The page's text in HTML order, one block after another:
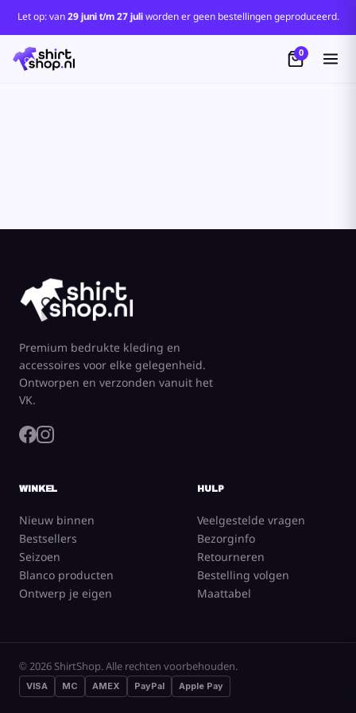
Let op: van29 juni t/m 27 juliworden er geen bestellingen geproduceerd.
0
Premium bedrukte kleding en
accessoires voor elke gelegenheid.
Ontworpen en verzonden vanuit het
VK.
WINKEL
Nieuw binnen
Bestsellers
Seizoen
Blanco producten
Ontwerp je eigen
HULP
Veelgestelde vragen
Bezorginfo
Retourneren
Bestelling volgen
Maattabel
© 2026 ShirtShop. Alle rechten voorbehouden.
VISA MC AMEX PayPal Apple Pay
Standaard
Price: Lowest First
Price: Highest First